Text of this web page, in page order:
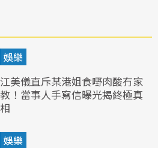
娛樂
江美儀直斥某港姐食嘢肉酸冇家
教！當事人手寫信曝光揭終極真
相
娛樂